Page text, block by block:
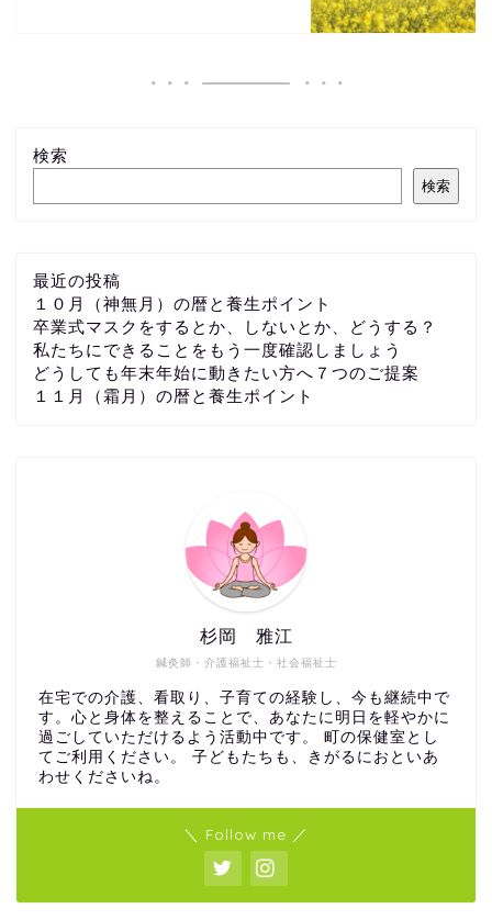
検索
検索
最近の投稿
１０月（神無月）の暦と養生ポイント
卒業式マスクをするとか、しないとか、どうする？
私たちにできることをもう一度確認しましょう
どうしても年末年始に動きたい方へ７つのご提案
１１月（霜月）の暦と養生ポイント
鍼灸師・介護福祉士・社会福祉士
杉岡 雅江
在宅での介護、看取り、子育ての経験し、今も継続中で
す。心と身体を整えることで、あなたに明日を軽やかに
過ごしていただけるよう活動中です。 町の保健室とし
てご利用ください。 子どもたちも、きがるにおといあ
わせくださいね。
＼ Follow me ／